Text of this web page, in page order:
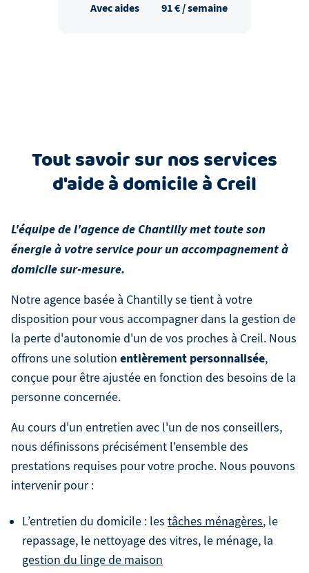
Avec aides 91€ / semaine
Tout savoir sur nos services
d'aide à domicile à Creil
L'équipe de l'agence de Chantilly met toute son
énergie à votre service pour un accompagnement à
domicile sur-mesure.
Notre agence basée à Chantilly se tient à votre
disposition pour vous accompagner dans la gestion de
la perte d'autonomie d'un de vos proches à Creil. Nous
offrons une solution entièrement personnalisée,
conçue pour être ajustée en fonction des besoins de la
personne concernée.
Au cours d'un entretien avec l'un de nos conseillers,
nous définissons précisément l'ensemble des
prestations requises pour votre proche. Nous pouvons
intervenir pour :
L’entretien du domicile : les tâches ménagères, le
repassage, le nettoyage des vitres, le ménage, la
gestion du linge de maison